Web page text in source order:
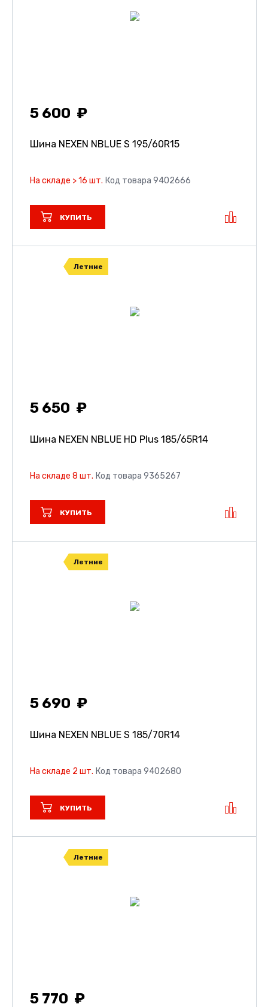
5 600
Шина NEXEN NBLUE S 195/60R15
На складе > 16 шт. Код товара 9402666
КУПИТЬ
Летние
5 650
Шина NEXEN NBLUE HD Plus 185/65R14
На складе 8 шт. Код товара 9365267
КУПИТЬ
Летние
5 690
Шина NEXEN NBLUE S 185/70R14
На складе 2 шт. Код товара 9402680
КУПИТЬ
Летние
5 770